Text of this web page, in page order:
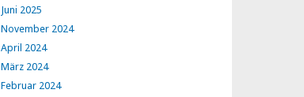
Juni 2025
November 2024
April 2024
März 2024
Februar 2024